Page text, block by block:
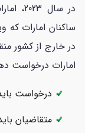
در
در خارج از کشور
امارات درخواست
درخواست